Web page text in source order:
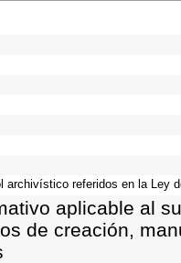
archivístico referidos en la Ley
aplicable al
de creación,